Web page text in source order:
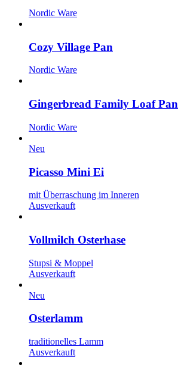
Nordic Ware
Cozy Village Pan
Nordic Ware
Gingerbread Family Loaf Pan
Nordic Ware
Neu
Picasso Mini Ei
mit Überraschung im Inneren
Ausverkauft
Vollmilch Osterhase
Stupsi & Moppel
Ausverkauft
Neu
Osterlamm
traditionelles Lamm
Ausverkauft